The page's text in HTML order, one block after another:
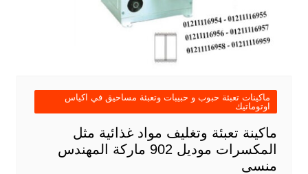
ماكينات تعبئة حبوب و حبيبات وتعبئة مساحيق في اكياس
اوتوماتيك
ماكينة تعبئة وتغليف مواد غذائية مثل
المكسرات موديل 902 ماركة المهندس
منسى